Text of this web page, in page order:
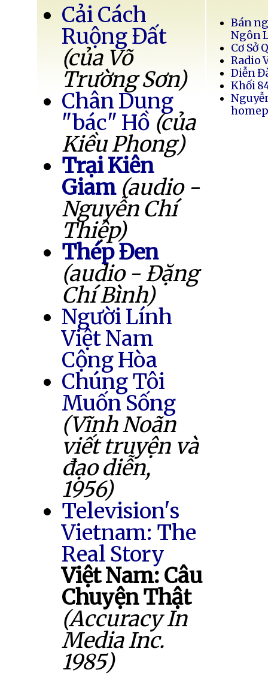
Cải Cách
Ruộng Đất
(của Võ
Trường Sơn)
Chân Dung
"bác" Hồ (của
Kiều Phong)
Trại Kiên
Giam (audio -
Nguyễn Chí
Thiệp)
Thép Đen
(audio - Đặng
Chí Bình)
Người Lính
Việt Nam
Cộng Hòa
Chúng Tôi
Muốn Sống
(Vĩnh Noãn
viết truyện và
đạo diễn,
1956)
Television's
Vietnam: The
Real Story
Việt Nam: Câu
Chuyện Thật
(Accuracy In
Media Inc.
1985)
Bán
Ngôn
Cơ Sở
Radio
Diễn
Khối